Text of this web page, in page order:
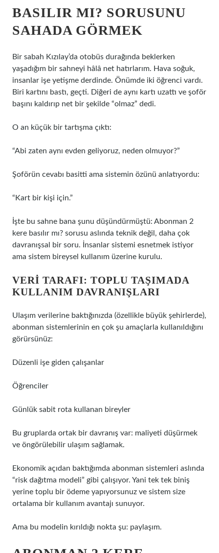
BASILIR MI? SORUSUNU
SAHADA GÖRMEK
Bir sabah Kızılay’da otobüs durağında beklerken
yaşadığım bir sahneyi hâlâ net hatırlarım. Hava soğuk,
insanlar işe yetişme derdinde. Önümde iki öğrenci vardı.
Biri kartını bastı, geçti. Diğeri de aynı kartı uzattı ve şoför
başını kaldırıp net bir şekilde “olmaz” dedi.
O an küçük bir tartışma çıktı:
“Abi zaten aynı evden geliyoruz, neden olmuyor?”
Şoförün cevabı basitti ama sistemin özünü anlatıyordu:
“Kart bir kişi için.”
İşte bu sahne bana şunu düşündürmüştü: Abonman 2
kere basılır mı? sorusu aslında teknik değil, daha çok
davranışsal bir soru. İnsanlar sistemi esnetmek istiyor
ama sistem bireysel kullanım üzerine kurulu.
VERI TARAFI: TOPLU TAŞIMADA
KULLANIM DAVRANIŞLARI
Ulaşım verilerine baktığınızda (özellikle büyük şehirlerde),
abonman sistemlerinin en çok şu amaçlarla kullanıldığını
görürsünüz:
Düzenli işe giden çalışanlar
Öğrenciler
Günlük sabit rota kullanan bireyler
Bu gruplarda ortak bir davranış var: maliyeti düşürmek
ve öngörülebilir ulaşım sağlamak.
Ekonomik açıdan baktığımda abonman sistemleri aslında
“risk dağıtma modeli” gibi çalışıyor. Yani tek tek biniş
yerine toplu bir ödeme yapıyorsunuz ve sistem size
ortalama bir kullanım avantajı sunuyor.
Ama bu modelin kırıldığı nokta şu: paylaşım.